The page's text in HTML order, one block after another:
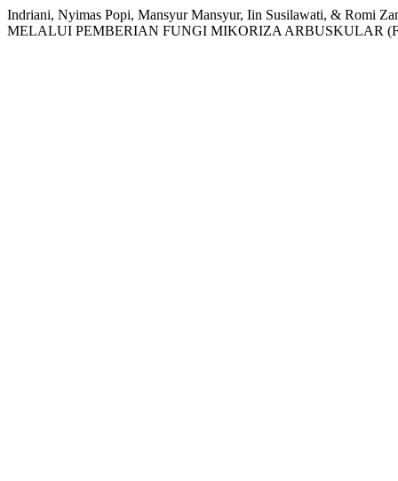
Indriani, Nyimas Popi, Mansyur Mansyur, Iin Susilawati, &
MELALUI PEMBERIAN FUNGI MIKORIZA ARBUSKULAR